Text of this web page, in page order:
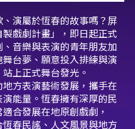
演屬於恆春的故事嗎？屏
戲劇計畫」，即日起正式
音樂與表演的青年朋友加
台夢、願意投入排練與演
上正式舞台發光。
方表演藝術發展，攜手在
能量。恆春擁有深厚的民
合發展在地原創戲劇，
恆春民謠、人文風景與地方